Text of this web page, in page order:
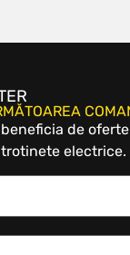
de
electrice.